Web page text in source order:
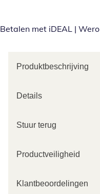
Betalen met iDEAL | Wero
Produktbeschrijving
Details
Stuur terug
Productveiligheid
Klantbeoordelingen